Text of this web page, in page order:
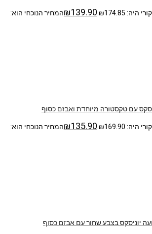
₪174.85.
₪139.90
המחיר הנוכחי הוא:
עם טקסטורה מיוחדת ואבזם כסוף
₪169.90.
₪135.90
המחיר הנוכחי הוא:
יוניסקס בצבע שחור עם אבזם כסוף